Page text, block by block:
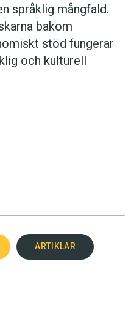
språklig mångfald.
bakom
stöd fungerar
och kulturell
ARTIKLAR